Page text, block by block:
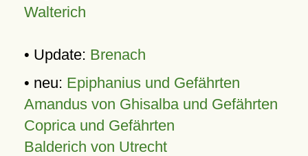
Walterich
• Update: Brenach
• neu: Epiphanius und Gefährten
Amandus von Ghisalba und Gefährten
Coprica und Gefährten
Balderich von Utrecht